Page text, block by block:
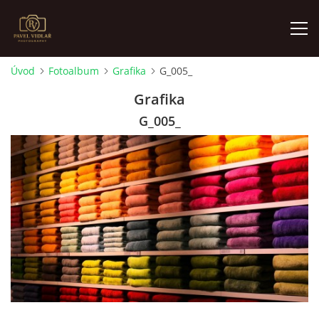
O MNĚ
AKTUALITY
VÝSTAVY
KONTAKT
Úvod Fotoalbum Grafika G_005_
Grafika
G_005_